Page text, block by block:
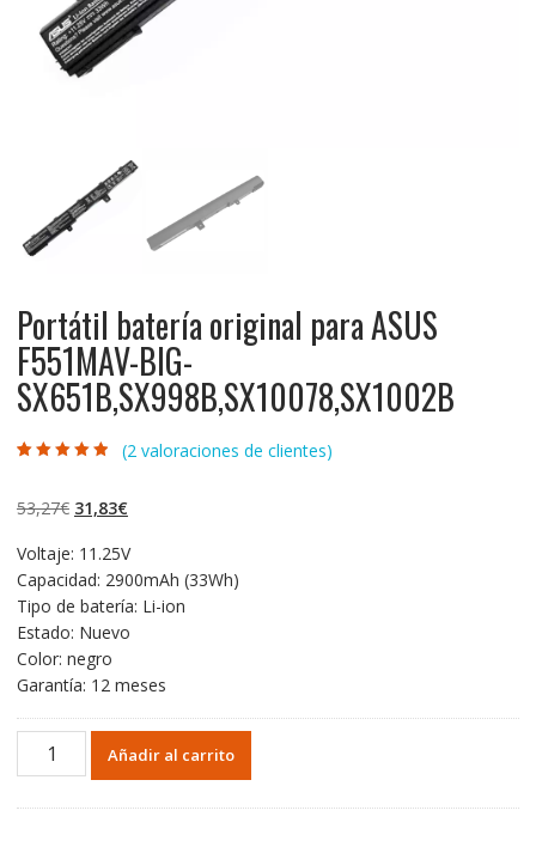
Portátil batería original para ASUS
F551MAV-BIG-
SX651B,SX998B,SX10078,SX1002B
valoraciones
(2valoraciones de clientes)
53,27€ El
original
era:
53,27€.
31,83€El
actual
es:
31,83€.
Voltaje: 11.25V
Capacidad: 2900mAh (33Wh)
Tipo de batería: Li-ion
Estado: Nuevo
Color: negro
Garantía: 12 meses
Portátil
batería
Añadir al carrito